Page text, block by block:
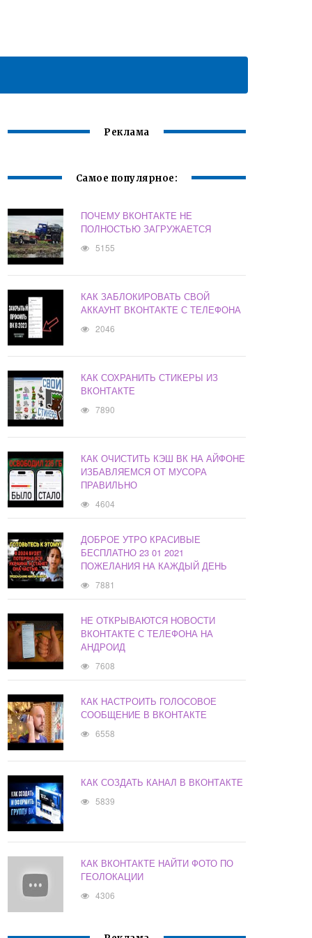
Реклама
Самое популярное:
ПОЧЕМУ ВКОНТАКТЕ НЕ
ПОЛНОСТЬЮ ЗАГРУЖАЕТСЯ
5155
КАК ЗАБЛОКИРОВАТЬ СВОЙ
АККАУНТ ВКОНТАКТЕ С ТЕЛЕФОНА
2046
КАК СОХРАНИТЬ СТИКЕРЫ ИЗ
ВКОНТАКТЕ
7890
КАК ОЧИСТИТЬ КЭШ ВК НА АЙФОНЕ
ИЗБАВЛЯЕМСЯ ОТ МУСОРА
ПРАВИЛЬНО
4604
ДОБРОЕ УТРО КРАСИВЫЕ
БЕСПЛАТНО 23 01 2021
ПОЖЕЛАНИЯ НА КАЖДЫЙ ДЕНЬ
7881
НЕ ОТКРЫВАЮТСЯ НОВОСТИ
ВКОНТАКТЕ С ТЕЛЕФОНА НА
АНДРОИД
7608
КАК НАСТРОИТЬ ГОЛОСОВОЕ
СООБЩЕНИЕ В ВКОНТАКТЕ
6558
КАК СОЗДАТЬ КАНАЛ В ВКОНТАКТЕ
5839
КАК ВКОНТАКТЕ НАЙТИ ФОТО ПО
ГЕОЛОКАЦИИ
4306